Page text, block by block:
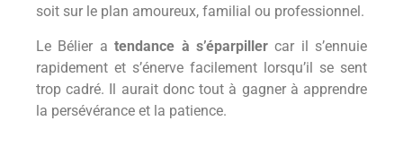
soit sur le plan amoureux, familial ou professionnel.
Le Bélier atendance à s’éparpillercar il s’ennuie
rapidement et s’énerve facilement lorsqu’il se sent
trop cadré. Il aurait donc tout à gagner à apprendre
la persévérance et la patience.